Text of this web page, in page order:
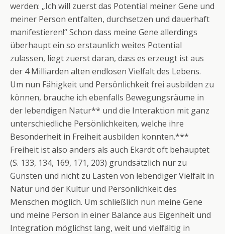
werden: „Ich will zuerst das Potential meiner Gene und
meiner Person entfalten, durchsetzen und dauerhaft
manifestieren!“ Schon dass meine Gene allerdings
überhaupt ein so erstaunlich weites Potential
zulassen, liegt zuerst daran, dass es erzeugt ist aus
der 4 Milliarden alten endlosen Vielfalt des Lebens.
Um nun Fähigkeit und Persönlichkeit frei ausbilden zu
können, brauche ich ebenfalls Bewegungsräume in
der lebendigen Natur** und die Interaktion mit ganz
unterschiedliche Persönlichkeiten, welche ihre
Besonderheit in Freiheit ausbilden konnten.***
Freiheit ist also anders als auch Ekardt oft behauptet
(S. 133, 134, 169, 171, 203) grundsätzlich nur zu
Gunsten und nicht zu Lasten von lebendiger Vielfalt in
Natur und der Kultur und Persönlichkeit des
Menschen möglich. Um schließlich nun meine Gene
und meine Person in einer Balance aus Eigenheit und
Integration möglichst lang, weit und vielfältig in